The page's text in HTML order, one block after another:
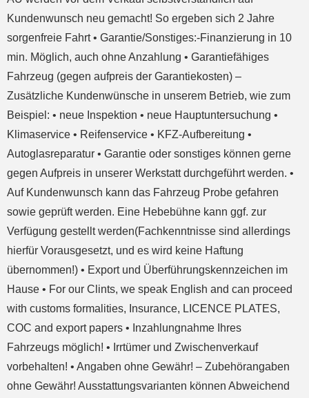
Kundenwunsch neu gemacht! So ergeben sich 2 Jahre
sorgenfreie Fahrt • Garantie/Sonstiges:-Finanzierung in 10
min. Möglich, auch ohne Anzahlung • Garantiefähiges
Fahrzeug (gegen aufpreis der Garantiekosten) –
Zusätzliche Kundenwünsche in unserem Betrieb, wie zum
Beispiel: • neue Inspektion • neue Hauptuntersuchung •
Klimaservice • Reifenservice • KFZ-Aufbereitung •
Autoglasreparatur • Garantie oder sonstiges können gerne
gegen Aufpreis in unserer Werkstatt durchgeführt werden. •
Auf Kundenwunsch kann das Fahrzeug Probe gefahren
sowie geprüft werden. Eine Hebebühne kann ggf. zur
Verfügung gestellt werden(Fachkenntnisse sind allerdings
hierfür Vorausgesetzt, und es wird keine Haftung
übernommen!) • Export und Überführungskennzeichen im
Hause • For our Clints, we speak English and can proceed
with customs formalities, Insurance, LICENCE PLATES,
COC and export papers • Inzahlungnahme Ihres
Fahrzeugs möglich! • Irrtümer und Zwischenverkauf
vorbehalten! • Angaben ohne Gewähr! – Zubehörangaben
ohne Gewähr! Ausstattungsvarianten können Abweichend